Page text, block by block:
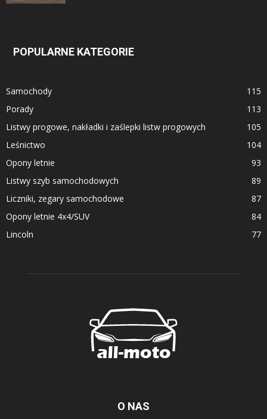
POPULARNE KATEGORIE
Samochody
115
Porady
113
Listwy progowe, nakładki i zaślepki listw progowych
105
Leśnictwo
104
Opony letnie
93
Listwy szyb samochodowych
89
Liczniki, zegary samochodowe
87
Opony letnie 4x4/SUV
84
Lincoln
77
O NAS